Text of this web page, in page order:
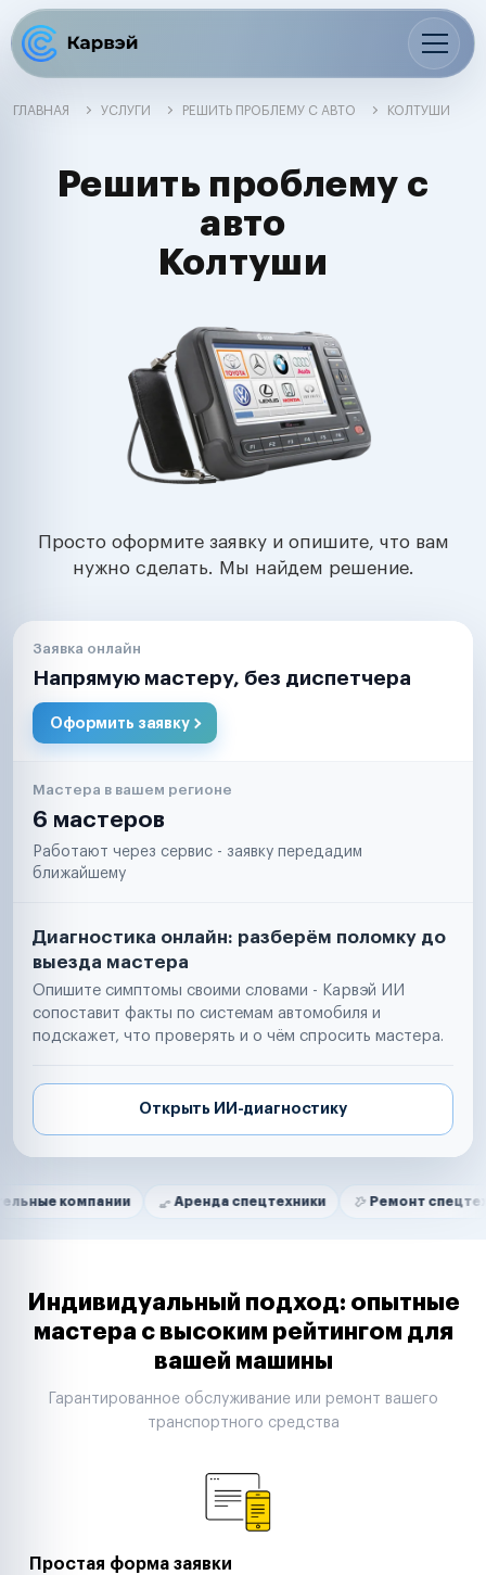
ГЛАВНАЯ УСЛУГИ РЕШИТЬ ПРОБЛЕМУ С АВТО КОЛТУШИ
Решить проблему с
авто
Колтуши
Просто оформите заявку и опишите, что вам
нужно сделать. Мы найдем решение.
Заявка онлайн
Напрямую мастеру, без диспетчера
Оформить заявку
Мастера в вашем регионе
6 мастеров
Работают через сервис - заявку передадим
ближайшему
Диагностика онлайн: разберём поломку до
выезда мастера
Опишите симптомы своими словами - Карвэй ИИ
сопоставит факты по системам автомобиля и
подскажет, что проверять и о чём спросить мастера.
Открыть ИИ-диагностику
Нам доверяют
Аренда спецтехники Ремонт спецтехники
Маркетплейсы
Таксопарки
Автодилеры
Строительные компании
Аренда спецтехники
Индивидуальный подход: опытные
мастера с высоким рейтингом для
вашей машины
Гарантированное обслуживание или ремонт вашего
транспортного средства
Простая форма заявки